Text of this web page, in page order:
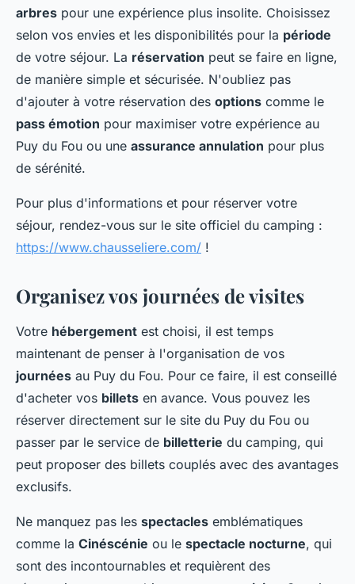
arbres pour une expérience plus insolite. Choisissez
selon vos envies et les disponibilités pour la période
de votre séjour. La réservation peut se faire en ligne,
de manière simple et sécurisée. N'oubliez pas
d'ajouter à votre réservation des options comme le
pass émotion pour maximiser votre expérience au
Puy du Fou ou une assurance annulation pour plus
de sérénité.
Pour plus d'informations et pour réserver votre
séjour, rendez-vous sur le site officiel du camping :
https://www.chausseliere.com/ !
Organisez vos journées de visites
Votre hébergement est choisi, il est temps
maintenant de penser à l'organisation de vos
journées au Puy du Fou. Pour ce faire, il est conseillé
d'acheter vos billets en avance. Vous pouvez les
réserver directement sur le site du Puy du Fou ou
passer par le service de billetterie du camping, qui
peut proposer des billets couplés avec des avantages
exclusifs.
Ne manquez pas les spectacles emblématiques
comme la Cinéscénie ou le spectacle nocturne, qui
sont des incontournables et requièrent des